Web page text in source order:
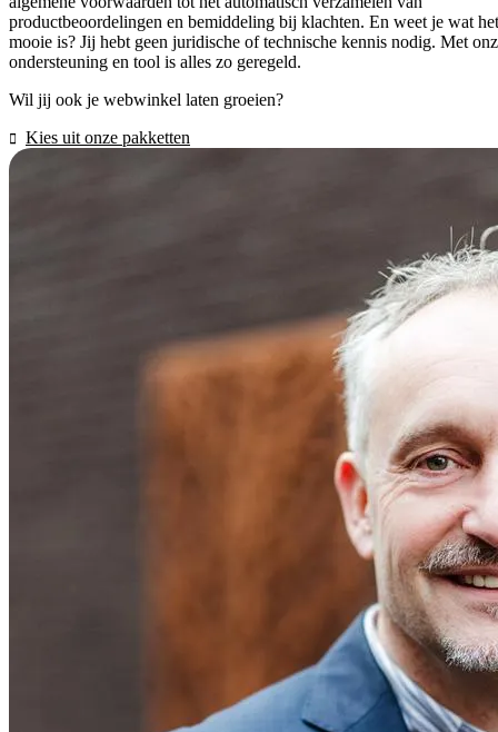
productbeoordelingen en bemiddeling bij klachten. En weet je wat het
mooie is? Jij hebt geen juridische of technische kennis nodig. Met
ondersteuning en tool is alles zo geregeld.
Wil jij ook je webwinkel laten groeien?
Kies uit onze pakketten